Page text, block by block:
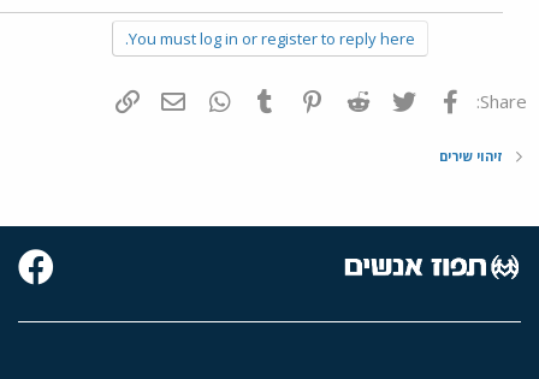
You must log in or register to reply here.
Share: פייסבוק Twitter
Reddit
Pinterest
Tumblr
WhatsAppדואר אלקטרוני
זיהוי שירים